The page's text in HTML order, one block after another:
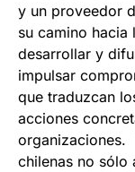
y un proveedor
su camino hacia
desarrollar y
impulsar
que traduzcan
acciones
organizaciones.
chilenas no sólo